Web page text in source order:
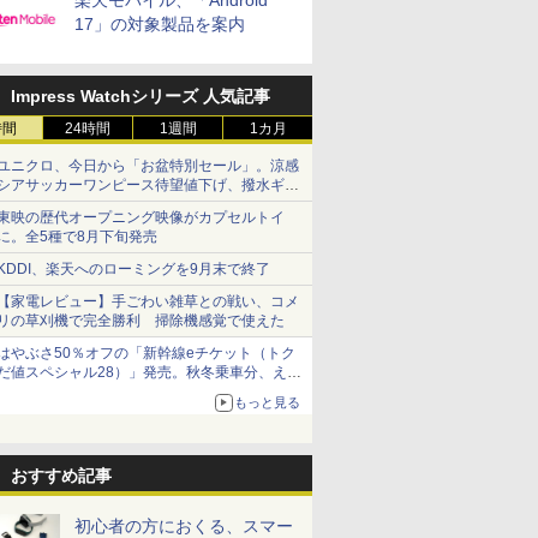
17」の対象製品を案内
Impress Watchシリーズ 人気記事
24時間 1週間 1カ月
ニクロ、今日から「お盆特別セール」。涼感
アサッカーワンピース待望値下げ、撥水ギア
ョーツは1990円に
映の歴代オープニング映像がカプセルトイ
。全5種で8月下旬発売
、楽天へのローミングを9月末で終了
家電レビュー】手ごわい雑草との戦い、コメ
の草刈機で完全勝利 掃除機感覚で使えた
やぶさ50％オフの「新幹線eチケット（トク
値スペシャル28）」発売。秋冬乗車分、えき
もっと見る
おすすめ記事
初心者の方におくる、スマー